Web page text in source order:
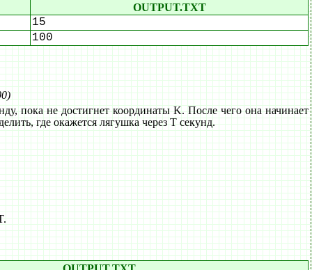
OUTPUT.TXT
15
100
пока не достигнет координаты K. После чего она начинает
где окажется лягушка через T секунд.